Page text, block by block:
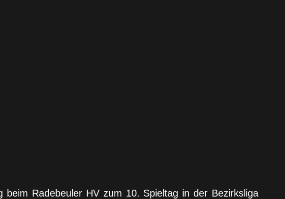
Radebeuler HV zum 10. Spieltag in der Bezirksliga